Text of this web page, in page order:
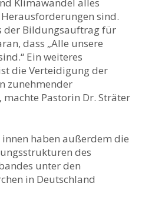
sind.
der Bildungsauftrag für
dass „Alle unsere
Ein weiteres
die Verteidigung der
zunehmender
Pastorin Dr. Sträter
haben außerdem die
des
unter den
in Deutschland